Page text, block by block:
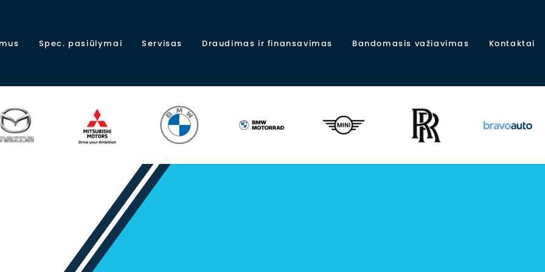
Spec. pasiūlymai Servisas Draudimas ir finansavimas Bandomasis važiavimas Kontaktai